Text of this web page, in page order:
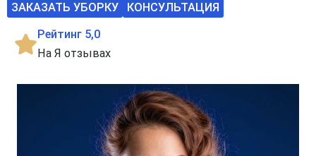
ЗАКАЗАТЬ УБОРКУ
КОНСУЛЬТАЦИЯ
Рейтинг 5,0
На Я отзывах